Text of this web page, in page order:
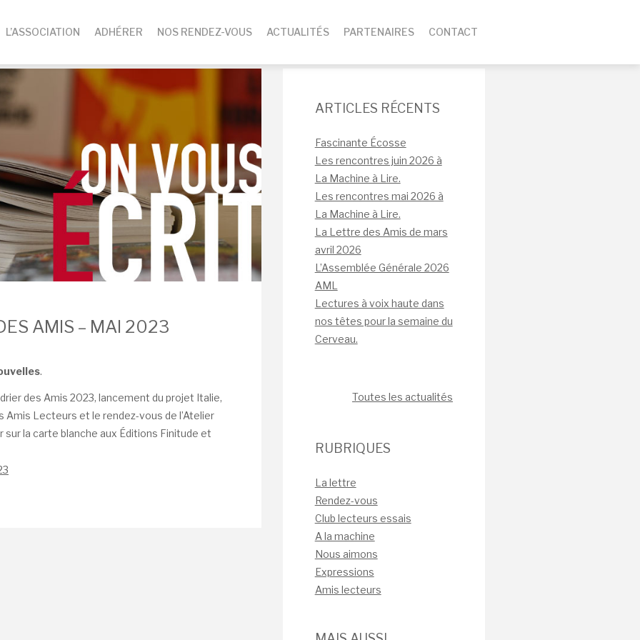
L’ASSOCIATION ADHÉRER NOS RENDEZ-VOUS ACTUALITÉS PARTENAIRES CONTACT
AMIS – MAI 2023
.
des Amis 2023, lancement du projet Italie,
Amis Lecteurs et le rendez-vous de l’Atelier
sur la carte blanche aux Éditions Finitude et
ARTICLES RÉCENTS
Fascinante Écosse
Les rencontres juin 2026 à
La Machine à Lire.
Les rencontres mai 2026 à
La Machine à Lire.
La Lettre des Amis de mars
avril 2026
L’Assemblée Générale 2026
AML
Lectures à voix haute dans
nos têtes pour la semaine du
Cerveau.
Toutes les actualités
RUBRIQUES
La lettre
Rendez-vous
Club lecteurs essais
A la machine
Nous aimons
Expressions
Amis lecteurs